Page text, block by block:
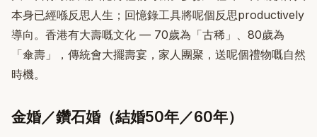
本身已經喺反思人生；回憶錄工具將呢個反思productively
導向。香港有大壽嘅文化 — 70歲為「古稀」、80歲為
「傘壽」，傳統會大擺壽宴，家人團聚，送呢個禮物嘅自然
時機。
金婚／鑽石婚（結婚50年／60年）